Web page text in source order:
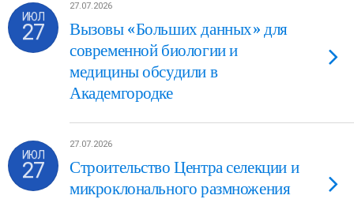
ИЮЛ
27
27.07.2026
Вызовы «Больших данных» для
современной биологии и
медицины обсудили в
Академгородке
ИЮЛ
27
27.07.2026
Строительство Центра селекции и
микроклонального размножения